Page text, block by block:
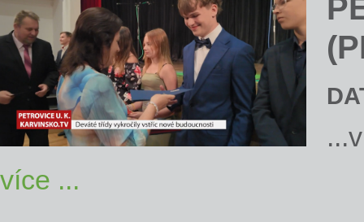
více ...